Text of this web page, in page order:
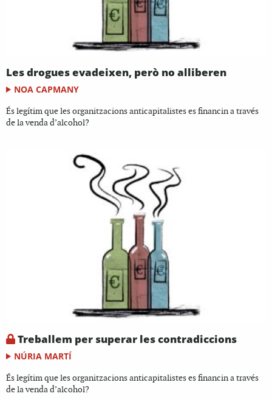
Les drogues evadeixen, però no alliberen
NOA CAPMANY
És legítim que les organitzacions anticapitalistes es financin a través
de la venda d’alcohol?
Treballem per superar les contradiccions
NÚRIA MARTÍ
És legítim que les organitzacions anticapitalistes es financin a través
de la venda d’alcohol?